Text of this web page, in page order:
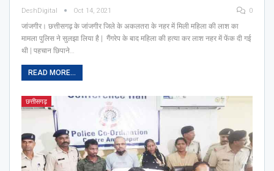
DeshDigital Oct 14, 2021 0
जांजगीर। छत्तीसगढ़ के जांजगीर जिले के अकलतरा के नहर में मिली महिला की लाश का
मामला पुलिस ने सुलझा लिया है | गैंगरेप के बाद महिला की हत्या कर लाश नहर में फेंक दी गई
थी | पहचान छिपाने…
READ MORE...
छत्तीसगढ़